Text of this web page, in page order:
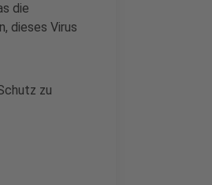
die
dieses Virus
zu